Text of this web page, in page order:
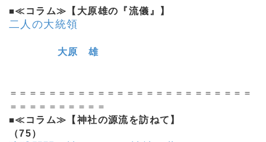
■≪コラム≫【大原雄の『流儀』】
二人の大統領
大原 雄
＝＝＝＝＝＝＝＝＝＝＝＝＝＝＝＝＝＝＝＝＝＝＝＝＝
＝＝＝＝＝＝＝＝＝＝
■≪コラム≫【神社の源流を訪ねて】
（75）